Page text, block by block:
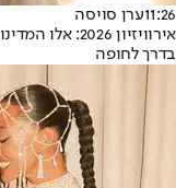
11:26ערן סויסה
אירוויזיון 2026: אלו המדינות שלא נתנו לישראל נקודות
בדרך לחופה